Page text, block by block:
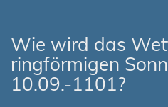
Wie wird das
ringförmigen
10.09.-1101?